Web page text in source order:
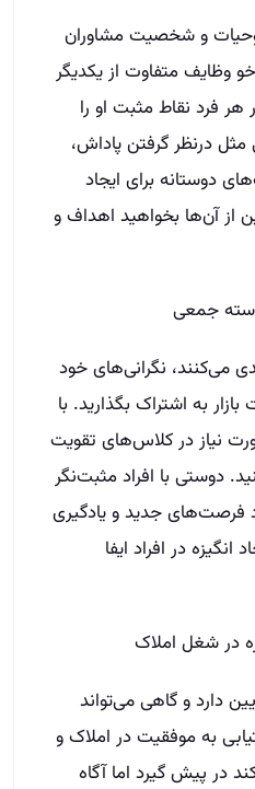
و شخصیت مشاوران
وظایف متفاوت از یکدیگر
فرد نقاط مثبت او را
درنظر گرفتن پاداش،
دوستانه برای ایجاد
از آن‌ها بخواهید اهداف و
جمعی
می‌کنند، نگرانی‌های خود
به اشتراک بگذارید. با
نیاز در کلاس‌های تقویت
دوستی با افراد مثبت‌نگر
فرصت‌های جدید و یادگیری
در افراد ایفا
در شغل املاک
دارد و گاهی می‌تواند
به موفقیت در املاک و
در پیش گیرد اما آگاه